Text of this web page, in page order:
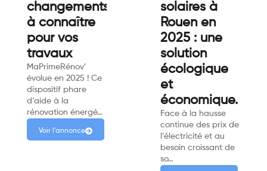
changements
à connaître
pour vos
travaux
MaPrimeRénov’
évolue en 2025 ! Ce
dispositif phare
d’aide à la
rénovation énergé…
Voir l'annonce
solaires à
Rouen en
2025 : une
solution
écologique
et
économique.
Face à la hausse
continue des prix de
l’électricité et au
besoin croissant de
so…